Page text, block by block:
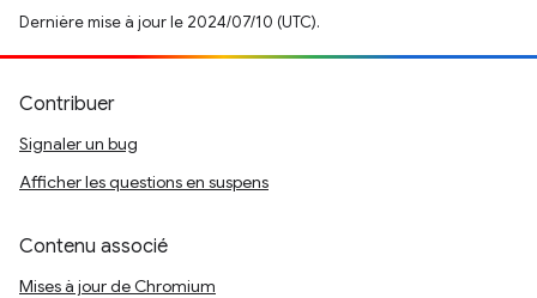
Dernière mise à jour le 2024/07/10 (UTC).
Contribuer
Signaler un bug
Afficher les questions en suspens
Contenu associé
Mises à jour de Chromium